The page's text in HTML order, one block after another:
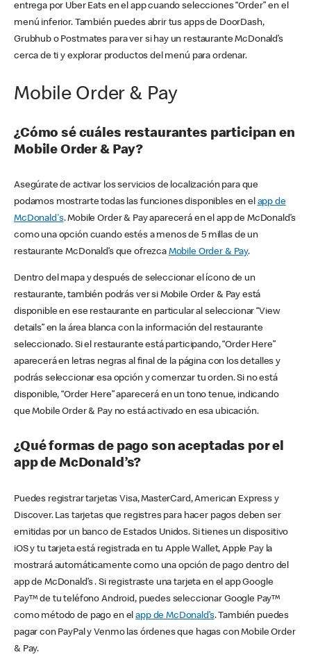
entrega por Uber Eats en el app cuando selecciones “Order” en el
menú inferior. También puedes abrir tus apps de DoorDash,
Grubhub o Postmates para ver si hay un restaurante McDonald’s
cerca de ti y explorar productos del menú para ordenar.
Mobile Order & Pay
¿Cómo sé cuáles restaurantes participan en
Mobile Order & Pay?
Asegúrate de activar los servicios de localización para que
podamos mostrarte todas las funciones disponibles en el app de
McDonald's. Mobile Order & Pay aparecerá en el app de McDonald’s
como una opción cuando estés a menos de 5 millas de un
restaurante McDonald’s que ofrezca Mobile Order & Pay.
Dentro del mapa y después de seleccionar el ícono de un
restaurante, también podrás ver si Mobile Order & Pay está
disponible en ese restaurante en particular al seleccionar “View
details” en la área blanca con la información del restaurante
seleccionado. Si el restaurante está participando, “Order Here”
aparecerá en letras negras al final de la página con los detalles y
podrás seleccionar esa opción y comenzar tu orden. Si no está
disponible, “Order Here” aparecerá en un tono tenue, indicando
que Mobile Order & Pay no está activado en esa ubicación.
¿Qué formas de pago son aceptadas por el
app de McDonald’s?
Puedes registrar tarjetas Visa, MasterCard, American Express y
Discover. Las tarjetas que registres para hacer pagos deben ser
emitidas por un banco de Estados Unidos. Si tienes un dispositivo
iOS y tu tarjeta está registrada en tu Apple Wallet, Apple Pay la
mostrará automáticamente como una opción de pago dentro del
app de McDonald’s . Si registraste una tarjeta en el app Google
Pay™ de tu teléfono Android, puedes seleccionar Google Pay™
como método de pago en elapp de McDonald’s. También puedes
pagar con PayPal y Venmo las órdenes que hagas con Mobile Order
& Pay.